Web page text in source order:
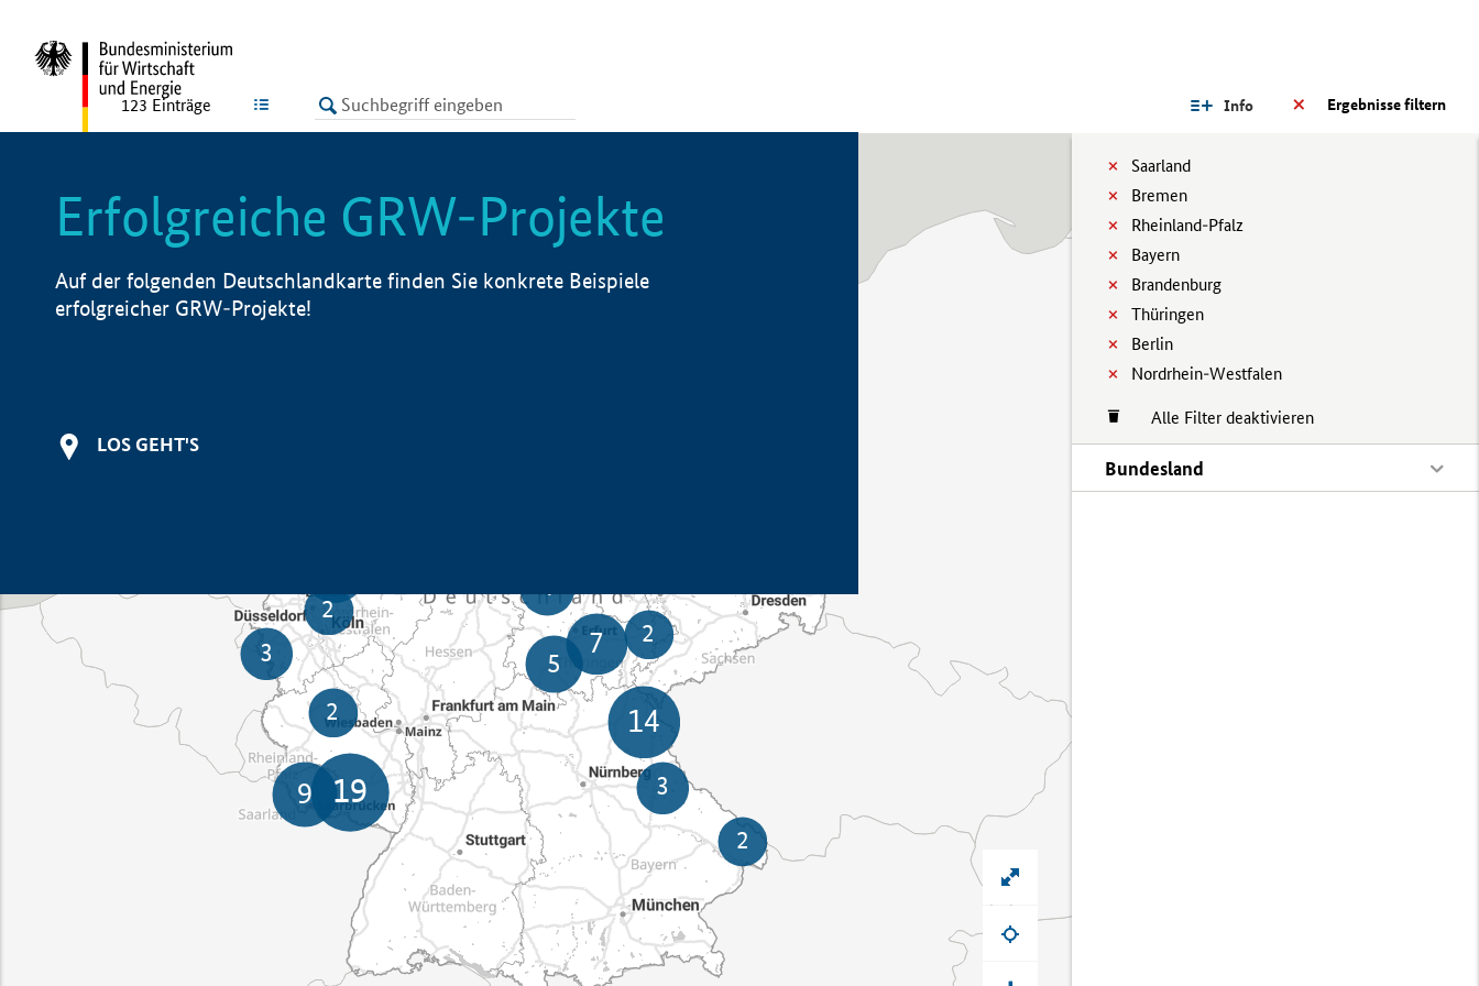
LISTE Ergebnisse filtern
Info
Saarland
Bremen
Rheinland-Pfalz
Bayern
Brandenburg
Thüringen
Berlin
Nordrhein-Westfalen
Alle Filter deaktivieren
Bundesland
123 Einträge
Erfolgreiche GRW-Projekte
Auf der folgenden Deutschlandkarte finden Sie konkrete Beispiele
erfolgreicher GRW-Projekte!
LOS GEHT'S